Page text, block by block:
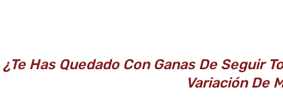
¿Te Has Quedado Con Ganas De Seguir
Variación De